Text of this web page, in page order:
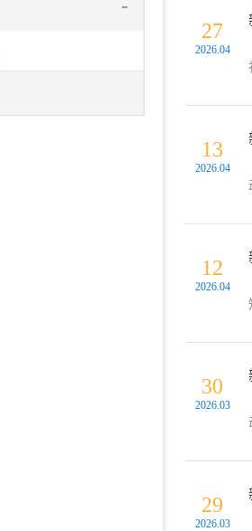
27
2026.04
13
2026.04
12
2026.04
30
2026.03
29
2026.03